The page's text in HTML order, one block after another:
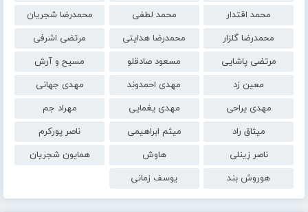
محمد اقتدار
محمد لطفی
محمدرضا شجریان
محمدرضا گلزار
محمدرضا هدایتی
مرتضی اشرفی
مرتضی پاشایی
مسعود صادقلو
مسیح و آرش
معین زد
مهدی احمدوند
مهدی جهانی
مهدی یراحی
مهدی یغمایی
مهراد جم
میثاق راد
میثم ابراهیمی
ناصر پورکرم
ناصر زینلی
هاوش
همایون شجریان
هوروش بند
یوسف زمانی